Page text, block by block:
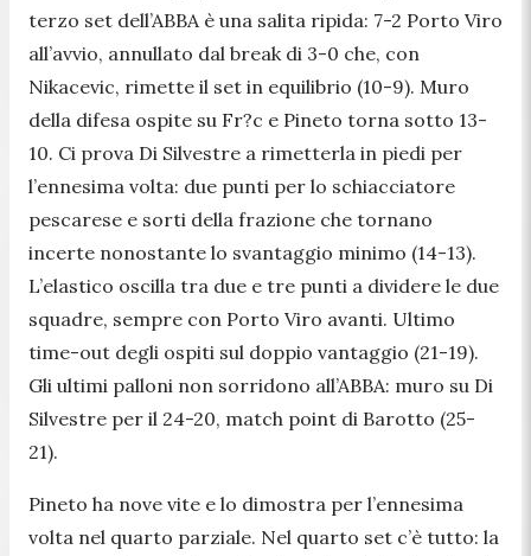
terzo set dell’ABBA è una salita ripida: 7-2 Porto Viro
all’avvio, annullato dal break di 3-0 che, con
Nikacevic, rimette il set in equilibrio (10-9). Muro
della difesa ospite su Fr?c e Pineto torna sotto 13-
10. Ci prova Di Silvestre a rimetterla in piedi per
l’ennesima volta: due punti per lo schiacciatore
pescarese e sorti della frazione che tornano
incerte nonostante lo svantaggio minimo (14-13).
L’elastico oscilla tra due e tre punti a dividere le due
squadre, sempre con Porto Viro avanti. Ultimo
time-out degli ospiti sul doppio vantaggio (21-19).
Gli ultimi palloni non sorridono all’ABBA: muro su Di
Silvestre per il 24-20, match point di Barotto (25-
21).
Pineto ha nove vite e lo dimostra per l’ennesima
volta nel quarto parziale. Nel quarto set c’è tutto: la